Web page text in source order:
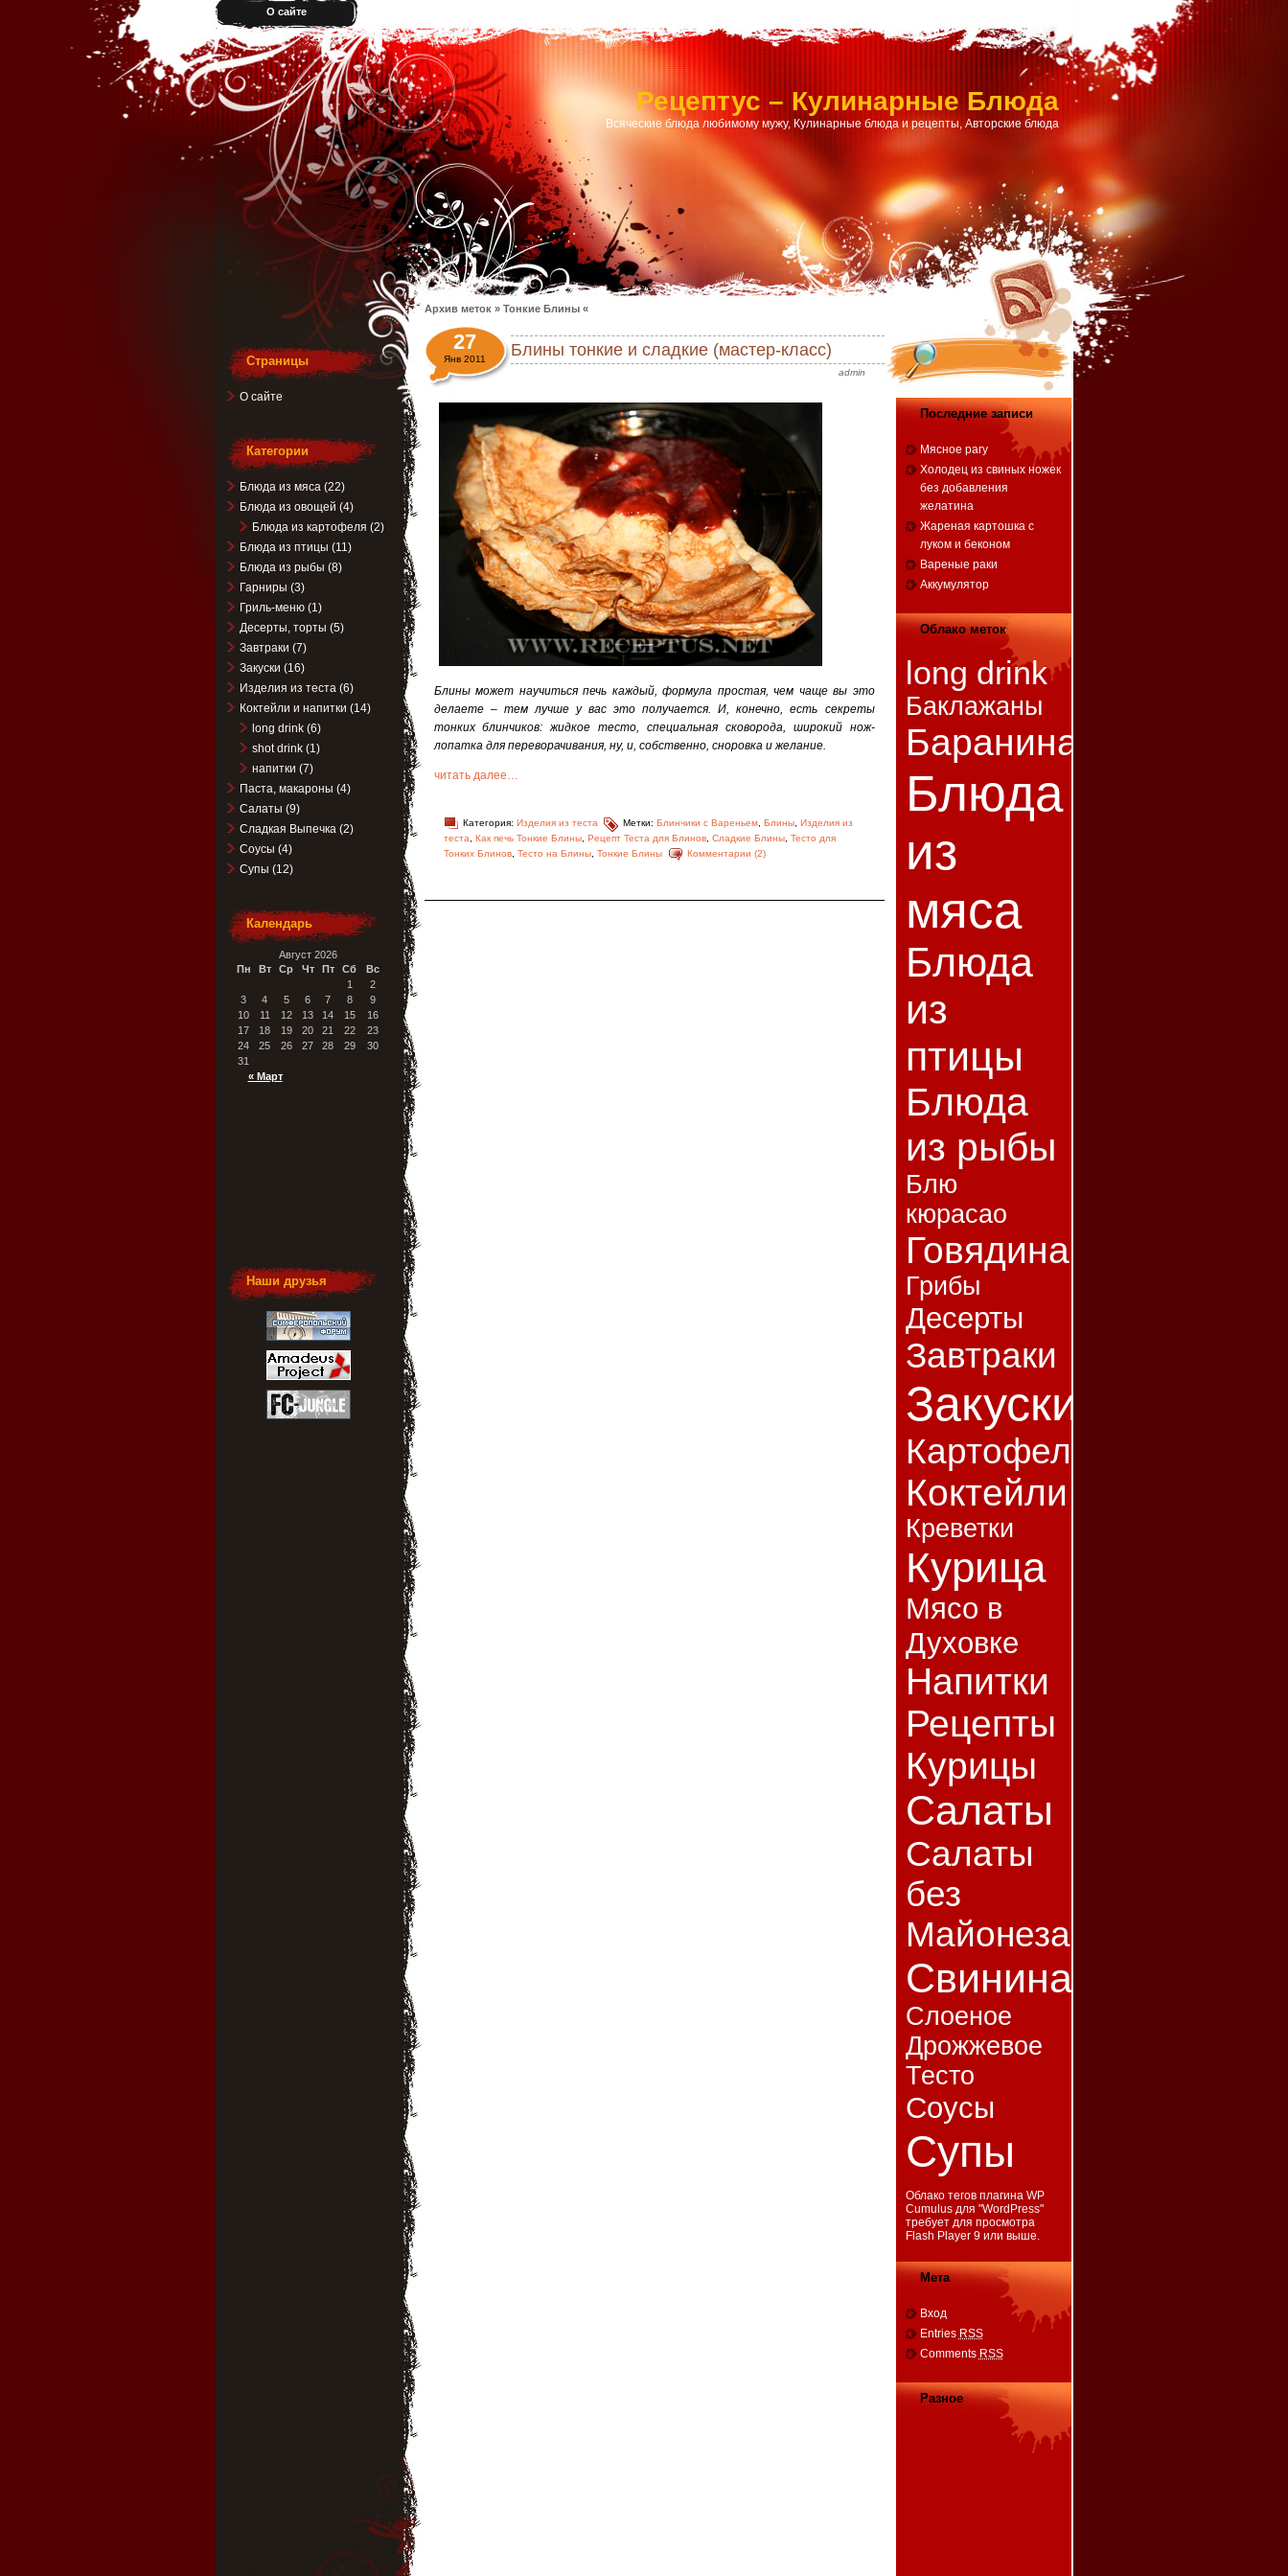
О сайте
Рецептус – Кулинарные Блюда
Всяческие блюда любимому мужу, Кулинарные блюда и рецепты, Авторские блюда
Архив меток » Тонкие Блины «
Блины тонкие и сладкие (мастер-класс)
admin
27
Янв 2011
Блины может научиться печь каждый, формула простая, чем чаще вы это
делаете – тем лучше у вас это получается. И, конечно, есть секреты
тонких блинчиков: жидкое тесто, специальная сковорода, широкий нож-
лопатка для переворачивания, ну, и, собственно, сноровка и желание.
читать далее…
Категория: Изделия из теста Метки: Блинчики с Вареньем, Блины, Изделия из
теста
Как печь Тонкие Блины, Рецепт Теста для Блинов, Сладкие Блины, Тесто для
Тонких Блинов, Тесто на Блины, Тонкие Блины Комментарии (2)
Страницы
О сайте
Категории
Блюда из мяса(22)
Блюда из овощей (4)
Блюда из картофеля (2)
Блюда из птицы (11)
Блюда из рыбы (8)
Гарниры (3)
Гриль-меню(1)
Десерты, торты (5)
Завтраки (7)
Закуски (16)
Изделия из теста(6)
Коктейли и напитки (14)
long drink(6)
shot drink(1)
напитки (7)
Паста, макароны (4)
Салаты (9)
Сладкая Выпечка(2)
Соусы (4)
Супы (12)
Календарь
Август 2026
Пн
Вт Ср Чт Пт Сб Вс
« Март
1
2
3
4 5 6 7 8
9
10
11 12 13 14 15
16
17
18 19 20 21 22
23
24
25 26 27 28 29
30
31
Наши друзья
Последние записи
Мясное рагу
Холодец из свиных ножек
без добавления
желатина
Жареная картошка с
луком и беконом
Вареные раки
Аккумулятор
Облако меток
long drink
Баклажаны
Баранина
Блюда
из
мяса
Блюда
из
птицы
Блюда
из рыбы
Блю
кюрасао
Говядина
Грибы
Десерты
Завтраки
Закуски
Картофель
Коктейли
Креветки
Курица
Мясо в
Духовке
Напитки
Рецепты
Курицы
Салаты
Салаты
без
Майонеза
Свинина
Слоеное
Дрожжевое
Тесто
Соусы
Супы
Облако тегов плагина WP
Cumulus для "WordPress"
требует для просмотра
Flash Player 9 или выше.
Мета
Вход
Entries RSS
Comments RSS
Разное